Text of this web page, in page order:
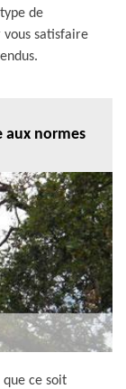
de
satisfaire
aux normes
que ce soit